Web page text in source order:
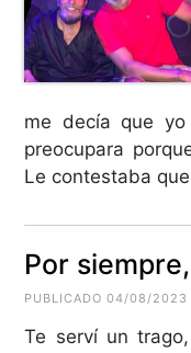
me decía que
preocupara
Le contestaba
Por
PUBLICADO 04/08/2023
Te serví un